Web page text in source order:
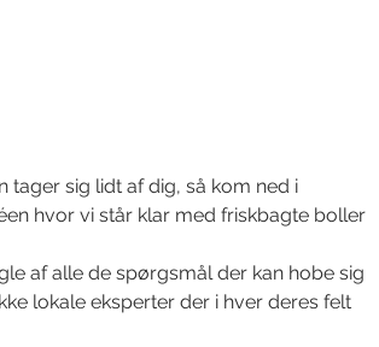
sig lidt af dig, så kom ned i
hvor vi står klar med friskbagte boller
af alle de spørgsmål der kan hobe sig
lokale eksperter der i hver deres felt